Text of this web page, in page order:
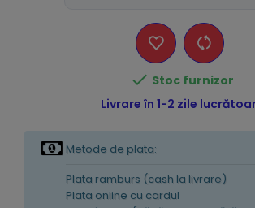
 Stoc furnizor
Livrare în 1-2 zile
Metode de plata:
Plata ramburs (cash la livrare)
Plata online cu cardul